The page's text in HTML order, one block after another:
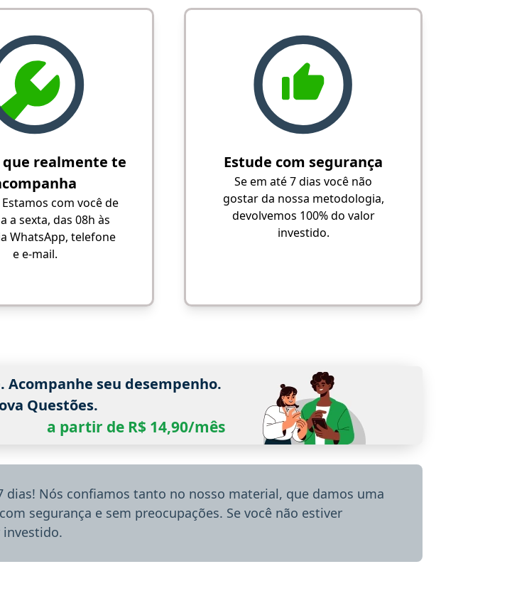
que realmente te
com você de
a sexta, das 08h às
WhatsApp, telefone
e e-mail.
Estude com segurança
Se em até 7 dias você não
gostar da nossa metodologia,
devolvemos 100% do valor
investido.
Acompanhe seu desempenho.
Questões.
a partir de R$ 14,90/mês
dias! Nós confiamos tanto no nosso material, que damos uma
segurança e sem preocupações. Se você não estiver
investido.